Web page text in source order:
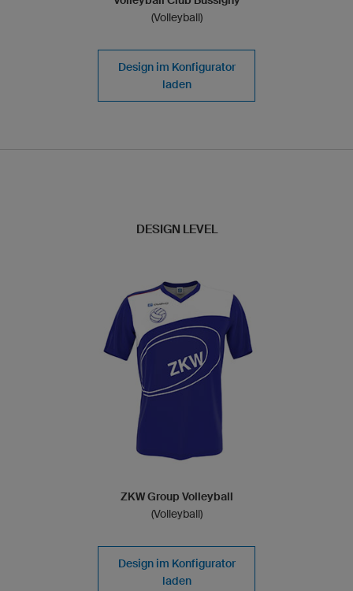
(Volleyball)
Design im Konfigurator
laden
DESIGN LEVEL
ZKW Group Volleyball
(Volleyball)
Design im Konfigurator
laden